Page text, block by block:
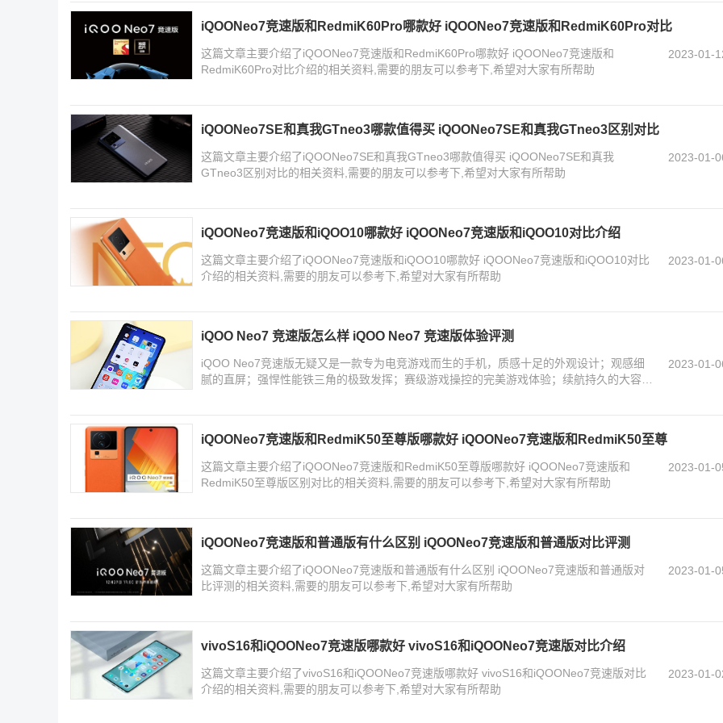
iQOONeo7竞速版和RedmiK60Pro哪款好 iQOONeo7竞速版和RedmiK60Pro对比
这篇文章主要介绍了iQOONeo7竞速版和RedmiK60Pro哪款好 iQOONeo7竞速版和
RedmiK60Pro对比介绍的相关资料,需要的朋友可以参考下,希望对大家有所帮助
2023-01-
iQOONeo7SE和真我GTneo3哪款值得买 iQOONeo7SE和真我GTneo3区别对比
这篇文章主要介绍了iQOONeo7SE和真我GTneo3哪款值得买 iQOONeo7SE和真我
GTneo3区别对比的相关资料,需要的朋友可以参考下,希望对大家有所帮助
2023-01-
iQOONeo7竞速版和iQOO10哪款好 iQOONeo7竞速版和iQOO10对比介绍
这篇文章主要介绍了iQOONeo7竞速版和iQOO10哪款好 iQOONeo7竞速版和iQOO10对比
介绍的相关资料,需要的朋友可以参考下,希望对大家有所帮助
2023-01-
iQOO Neo7 竞速版怎么样 iQOO Neo7 竞速版体验评测
iQOO Neo7竞速版无疑又是一款专为电竞游戏而生的手机，质感十足的外观设计；观感细
腻的直屏；强悍性能铁三角的极致发挥；赛级游戏操控的完美游戏体验；续航持久的大容量
2023-01-
iQOONeo7竞速版和RedmiK50至尊版哪款好 iQOONeo7竞速版和RedmiK50至尊
这篇文章主要介绍了iQOONeo7竞速版和RedmiK50至尊版哪款好 iQOONeo7竞速版和
RedmiK50至尊版区别对比的相关资料,需要的朋友可以参考下,希望对大家有所帮助
2023-01-
iQOONeo7竞速版和普通版有什么区别 iQOONeo7竞速版和普通版对比评测
这篇文章主要介绍了iQOONeo7竞速版和普通版有什么区别 iQOONeo7竞速版和普通版对
比评测的相关资料,需要的朋友可以参考下,希望对大家有所帮助
2023-01-
vivoS16和iQOONeo7竞速版哪款好 vivoS16和iQOONeo7竞速版对比介绍
这篇文章主要介绍了vivoS16和iQOONeo7竞速版哪款好 vivoS16和iQOONeo7竞速版对比
介绍的相关资料,需要的朋友可以参考下,希望对大家有所帮助
2023-01-